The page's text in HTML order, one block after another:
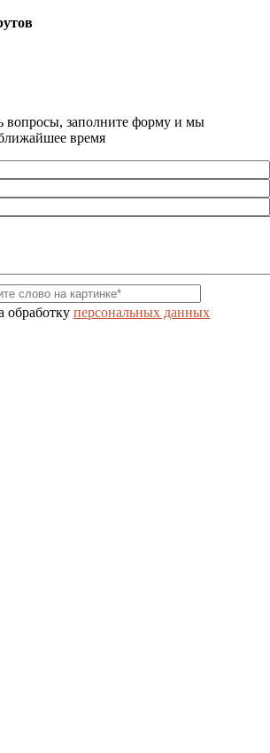
вопросы, заполните форму и мы
время
обработку персональных данных